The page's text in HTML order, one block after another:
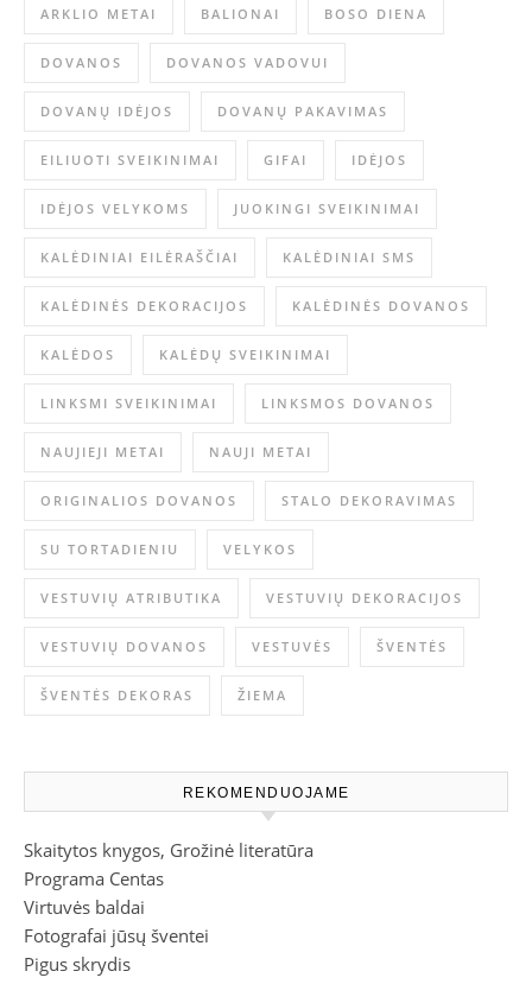
ARKLIO METAI BALIONAI BOSO DIENA
DOVANOS DOVANOS VADOVUI
DOVANŲ IDĖJOS DOVANŲ PAKAVIMAS
EILIUOTI SVEIKINIMAI GIFAI IDĖJOS
IDĖJOS VELYKOMS JUOKINGI SVEIKINIMAI
KALĖDINIAI EILĖRAŠČIAI KALĖDINIAI SMS
KALĖDINĖS DEKORACIJOS KALĖDINĖS DOVANOS
KALĖDOS KALĖDŲ SVEIKINIMAI
LINKSMI SVEIKINIMAI LINKSMOS DOVANOS
NAUJIEJI METAI NAUJI METAI
ORIGINALIOS DOVANOS STALO DEKORAVIMAS
SU TORTADIENIU VELYKOS
VESTUVIŲ ATRIBUTIKA VESTUVIŲ DEKORACIJOS
VESTUVIŲ DOVANOS VESTUVĖS ŠVENTĖS
ŠVENTĖS DEKORAS ŽIEMA
REKOMENDUOJAME
Skaitytos knygos, Grožinė literatūra
Programa Centas
Virtuvės baldai
Fotografai jūsų šventei
Pigus skrydis